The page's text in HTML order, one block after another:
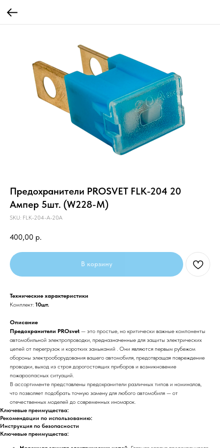
Предохранители PROSVET FLK-204 20
Ампер 5шт. (W228-M)
SKU: FLK-204-A-20A
400,00 р.
В корзину
Технические характеристики
Комплект: 10шт.
Описание
Предохранители PROsvet — это простые, но критически важные компоненты
автомобильной электропроводки, предназначенные для защиты электрических
цепей от перегрузок и коротких замыканий . Они являются первым рубежом
обороны электрооборудования вашего автомобиля, предотвращая повреждение
проводки, выход из строя дорогостоящих приборов и возникновение
пожароопасных ситуаций.
В ассортименте представлены предохранители различных типов и номиналов,
что позволяет подобрать точную замену для любого автомобиля — от
отечественных моделей до современных иномарок.
Ключевые преимущества:
Рекомендации по использованию:
Инструкция по безопасности
Ключевые преимущества: